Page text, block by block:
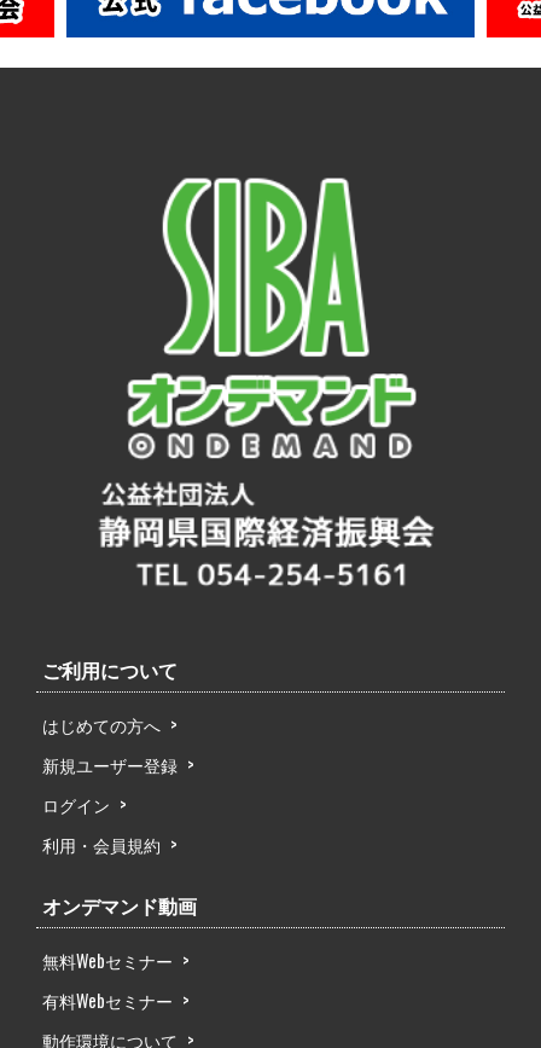
ご利用について
はじめての方へ
新規ユーザー登録
ログイン
利用・会員規約
オンデマンド動画
無料Webセミナー
有料Webセミナー
動作環境について